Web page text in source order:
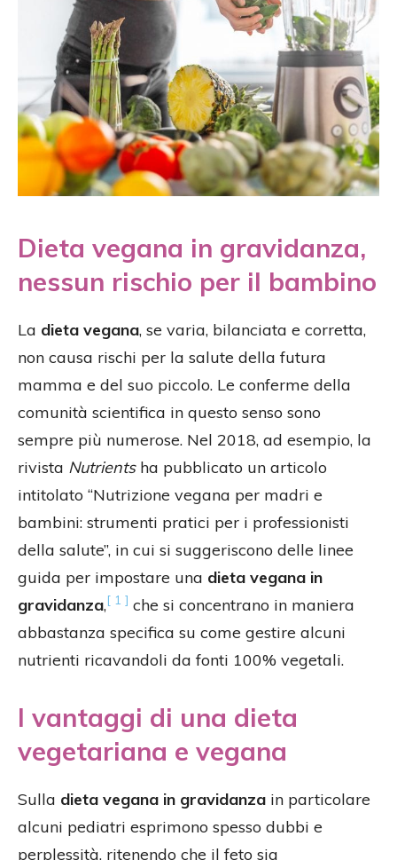
Dieta vegana in gravidanza,
nessun rischio per il bambino
La dieta vegana, se varia, bilanciata e corretta,
non causa rischi per la salute della futura
mamma e del suo piccolo. Le conferme della
comunità scientifica in questo senso sono
sempre più numerose. Nel 2018, ad esempio, la
rivista Nutrientsha pubblicato un articolo
intitolato “Nutrizione vegana per madri e
bambini: strumenti pratici per i professionisti
della salute”, in cui si suggeriscono delle linee
guida per impostare una dieta vegana in
gravidanza,[ 1 ] che si concentrano in maniera
abbastanza specifica su come gestire alcuni
nutrienti ricavandoli da fonti 100% vegetali.
I vantaggi di una dieta
vegetariana e vegana
Sulla dieta vegana in gravidanza in particolare
alcuni pediatri esprimono spesso dubbi e
perplessità, ritenendo che il feto sia